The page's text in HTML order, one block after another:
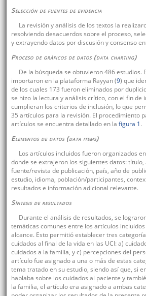
Selección de fuentes de evidencia
La revisión y análisis de los textos la
resolviendo desacuerdos sobre el proceso,
y extrayendo datos por discusión y consenso
Proceso de gráficos de datos (data charting)
De la búsqueda se obtuvieron 486 estudios.
importaron en la plataforma Rayyan (9) que
de los cuales 173 fueron eliminados por
se hizo la lectura y análisis crítico, con el fin de
cumplieran los criterios de inclusión, lo que
35 artículos para la revisión. El procedimiento
artículos se encuentra detallado en la figura 1.
Elementos de datos (data items)
Los artículos incluidos fueron organizados
donde se extrajeron los siguientes datos: título,
fuente/revista de publicación, país, año de
estudio, idioma, población/participantes,
resultados e información adicional relevante.
Síntesis de resultados
Durante el análisis de resultados, se
temáticas comunes entre los artículos
alcance. Esto permitió establecer tres
cuidados al final de la vida en las UCI: a)
cuidados a la familia, y c) percepciones del
artículo fue asignado a una o más de estas
tema tratado en su estudio, siendo así que, si
hablaba sobre los cuidados al paciente y
la familia, el artículo era asignado a ambas